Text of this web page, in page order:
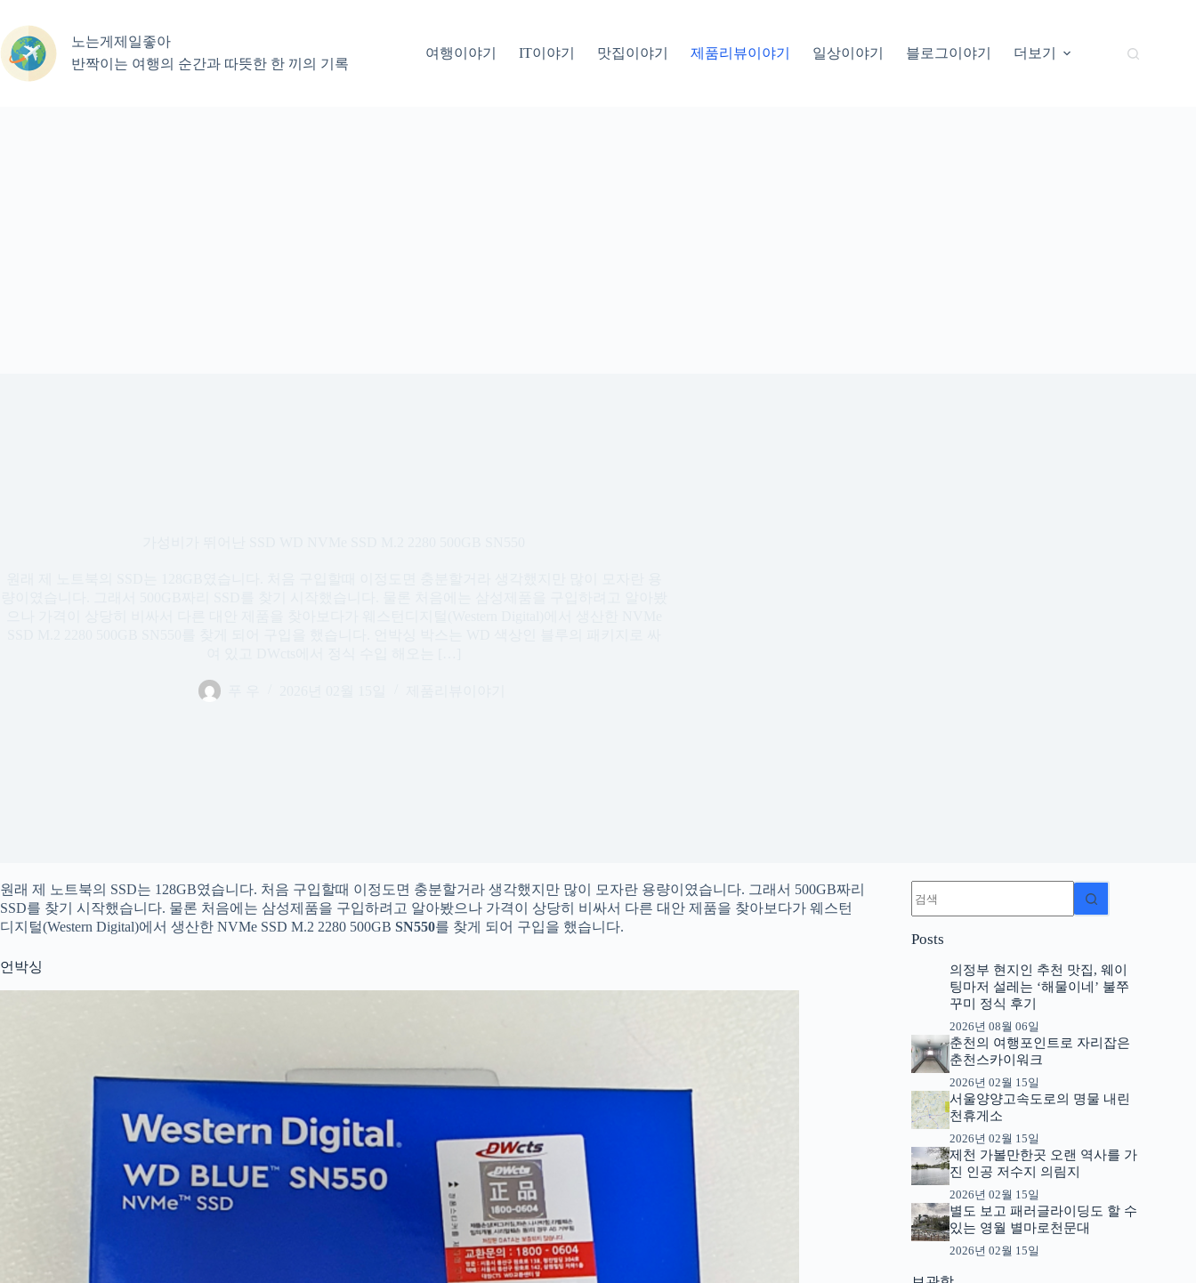
으
로
노는게제일좋아
반짝이는 여행의 순간과 따뜻한 한 끼의 기록
여행이야기 IT이야기 맛집이야기 제품리뷰이야기 일상이야기 블로그이야기 더보기
원래 제 노트북의 SSD는 128GB였습니다. 처음 구입할때 이정도면 충분할거라 생각했지만 많이 모자란 용량이였습니다. 그래서 500GB짜리
SSD를 찾기 시작했습니다. 물론 처음에는 삼성제품을 구입하려고 알아봤으나 가격이 상당히 비싸서 다른 대안 제품을 찾아보다가 웨스턴
디지털(Western Digital)에서 생산한 NVMe SSD M.2 2280 500GB SN550를 찾게 되어 구입을 했습니다.
언박싱
과
음
Posts
의정부 현지인 추천 맛집, 웨이
팅마저 설레는 ‘해물이네’ 불쭈
꾸미 정식 후기
2026년 08월 06일
춘천의 여행포인트로 자리잡은
춘천스카이워크
2026년 02월 15일
서울양양고속도로의 명물 내린
천휴게소
2026년 02월 15일
제천 가볼만한곳 오랜 역사를 가
진 인공 저수지 의림지
2026년 02월 15일
별도 보고 패러글라이딩도 할 수
있는 영월 별마로천문대
2026년 02월 15일